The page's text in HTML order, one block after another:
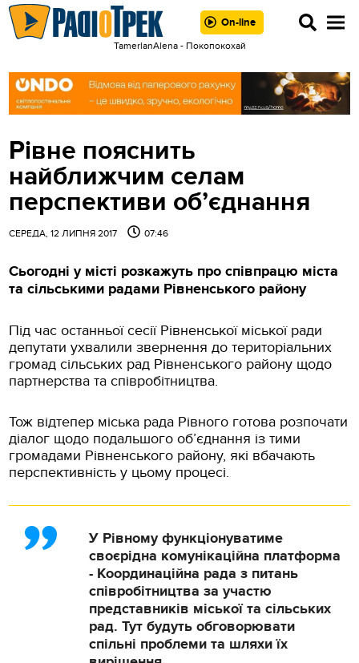
On-line
TamerlanAlena - Покопокохай
Рівне пояснить
найближчим селам
перспективи об’єднання
СЕРЕДА, 12 ЛИПНЯ 2017 07:46
Сьогодні у місті розкажуть про співпрацю міста
та сільськими радами Рівненського району
Під час останньої сесії Рівненської міської ради
депутати ухвалили звернення до територіальних
громад сільських рад Рівненського району щодо
партнерства та співробітництва.
Тож відтепер міська рада Рівного готова розпочати
діалог щодо подальшого об’єднання із тими
громадами Рівненського району, які вбачають
перспективність у цьому процесі.
У Рівному функціонуватиме
своєрідна комунікаційна платформа
- Координаційна рада з питань
співробітництва за участю
представників міської та сільських
рад. Тут будуть обговорювати
спільні проблеми та шляхи їх